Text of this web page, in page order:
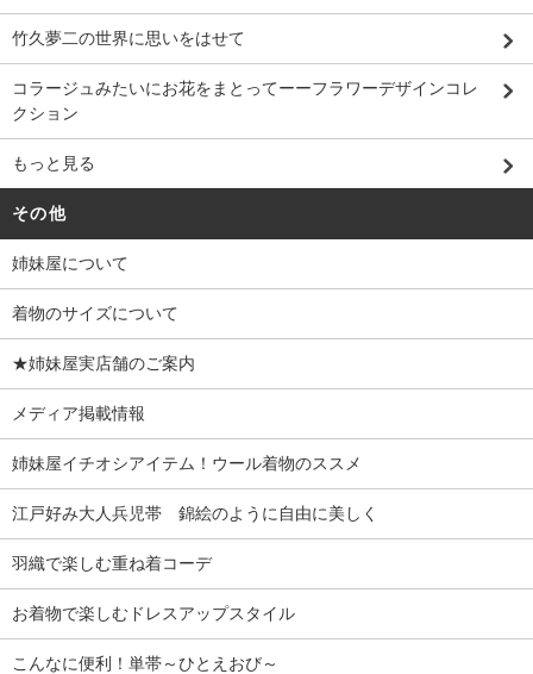
竹久夢二の世界に思いをはせて
コラージュみたいにお花をまとってーーフラワーデザインコレ
クション
もっと見る
その他
姉妹屋について
着物のサイズについて
★姉妹屋実店舗のご案内
メディア掲載情報
姉妹屋イチオシアイテム！ウール着物のススメ
江戸好み大人兵児帯 錦絵のように自由に美しく
羽織で楽しむ重ね着コーデ
お着物で楽しむドレスアップスタイル
こんなに便利！単帯～ひとえおび～